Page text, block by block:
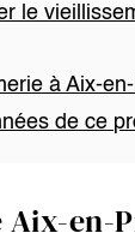
le
à Aix-
de ce
en-